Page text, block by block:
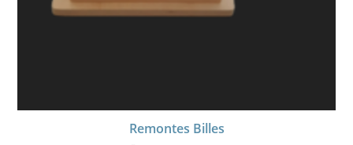
Remontes Billes